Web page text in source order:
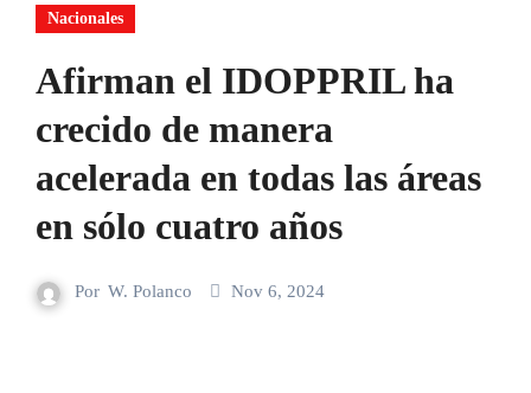
Nacionales
Afirman el IDOPPRIL ha
crecido de manera
acelerada en todas las áreas
en sólo cuatro años
Por W. Polanco Nov 6, 2024